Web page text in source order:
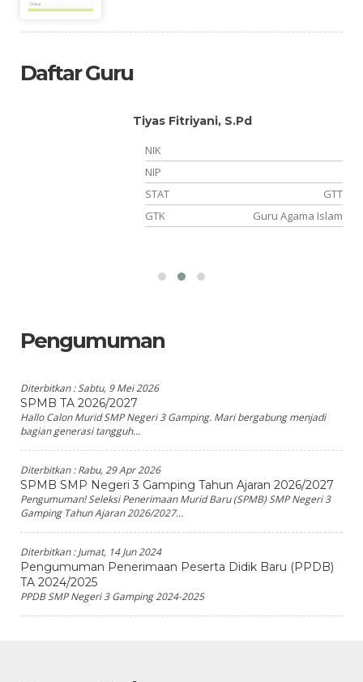
Daftar Guru
Tiyas Fitriyani, S.Pd
NIK
NIP
STAT
GTT
GTK
Guru Agama Islam
Pengumuman
Diterbitkan :Sabtu, 9 Mei 2026
SPMB TA 2026/2027
Hallo Calon Murid SMP Negeri 3 Gamping. Mari bergabung menjadi
bagian generasi tangguh...
Diterbitkan :Rabu, 29 Apr 2026
SPMB SMP Negeri 3 Gamping Tahun Ajaran 2026/2027
Pengumuman! Seleksi Penerimaan Murid Baru (SPMB) SMP Negeri 3
Gamping Tahun Ajaran 2026/2027...
Diterbitkan :Jumat, 14 Jun 2024
Pengumuman Penerimaan Peserta Didik Baru (PPDB)
TA 2024/2025
PPDB SMP Negeri 3 Gamping 2024-2025